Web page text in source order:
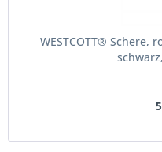
WESTCOTT® Schere,